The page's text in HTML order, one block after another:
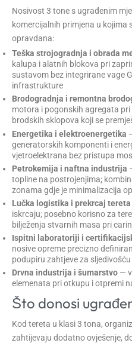
Nosivost 3 tone s ugrađenim
komercijalnih primjena u
opravdana:
Teška strojogradnja i obrada
kalupa i alatnih blokova pri
sustavom bez integrirane vage
infrastrukture
Brodogradnja i remontna
motora i pogonskih agregata
brodskih sklopova koji se
Energetika i elektroenergetika
generatorskih komponenti i
vjetroelektrana bez pristupa
Petrokemija i naftna industrija
topline na postrojenjima;
zonama gdje je minimalizacija
Lučka logistika i prekrcaj tereta
iskrcaju; posebno korisno za
bilježenja stvarnih masa pri
Ispitni laboratoriji i
nosive opreme precizno
podupiru zahtjeve za
Drvna industrija i šumarstvo —
elemenata pri otkupu i otpremi
Što donosi
Kod tereta u klasi 3 tona,
zahtijevaju dodatno ovješenje,